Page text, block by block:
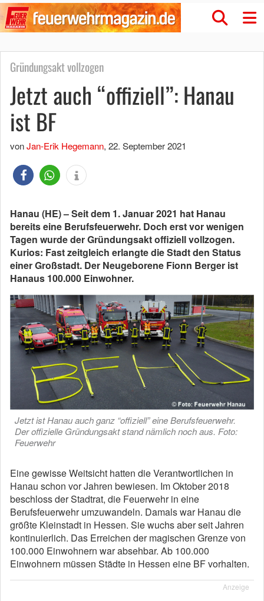
Gründungsakt vollzogen
Jetzt auch “offiziell”: Hanau
ist BF
vonJan-Erik Hegemann, 22. September 2021
Hanau (HE) – Seit dem 1. Januar 2021 hat Hanau
bereits eine Berufsfeuerwehr. Doch erst vor wenigen
Tagen wurde der Gründungsakt offiziell vollzogen.
Kurios: Fast zeitgleich erlangte die Stadt den Status
einer Großstadt. Der Neugeborene Fionn Berger ist
Hanaus 100.000 Einwohner.
Jetzt ist Hanau auch ganz “offiziell” eine Berufsfeuerwehr.
Der offizielle Gründungsakt stand nämlich noch aus. Foto:
Feuerwehr
Eine gewisse Weitsicht hatten die Verantwortlichen in
Hanau schon vor Jahren bewiesen. Im Oktober 2018
beschloss der Stadtrat, die Feuerwehr in eine
Berufsfeuerwehr umzuwandeln. Damals war Hanau die
größte Kleinstadt in Hessen. Sie wuchs aber seit Jahren
kontinuierlich. Das Erreichen der magischen Grenze von
100.000 Einwohnern war absehbar. Ab 100.000
Einwohnern müssen Städte in Hessen eine BF vorhalten.
Anzeige